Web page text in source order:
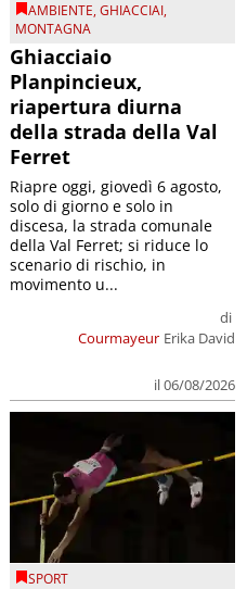
AMBIENTE,GHIACCIAI,
MONTAGNA
Ghiacciaio
Planpincieux,
riapertura diurna
della strada della Val
Ferret
Courmayeur
di
Erika David
il 06/08/2026
Riapre oggi, giovedì 6 agosto,
solo di giorno e solo in
discesa, la strada comunale
della Val Ferret; si riduce lo
scenario di rischio, in
movimento u...
SPORT